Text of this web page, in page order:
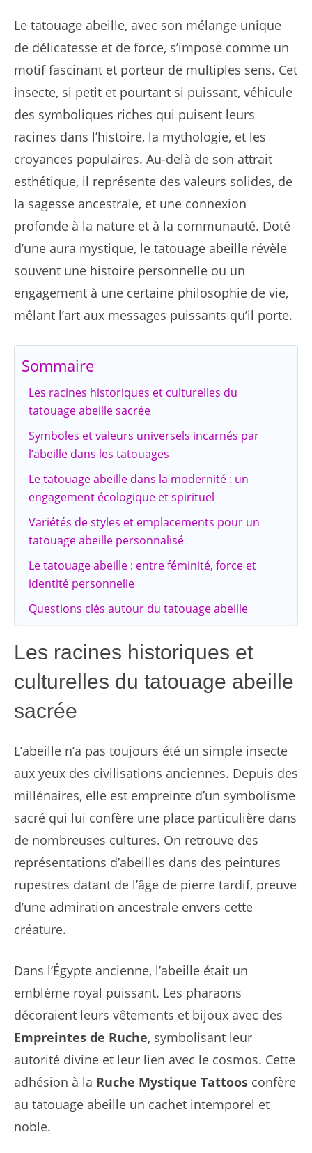
Le tatouage abeille, avec son mélange unique
de délicatesse et de force, s’impose comme un
motif fascinant et porteur de multiples sens. Cet
insecte, si petit et pourtant si puissant, véhicule
des symboliques riches qui puisent leurs
racines dans l’histoire, la mythologie, et les
croyances populaires. Au-delà de son attrait
esthétique, il représente des valeurs solides, de
la sagesse ancestrale, et une connexion
profonde à la nature et à la communauté. Doté
d’une aura mystique, le tatouage abeille révèle
souvent une histoire personnelle ou un
engagement à une certaine philosophie de vie,
mêlant l’art aux messages puissants qu’il porte.
Sommaire
Les racines historiques et culturelles du
tatouage abeille sacrée
Symboles et valeurs universels incarnés par
l’abeille dans les tatouages
Le tatouage abeille dans la modernité : un
engagement écologique et spirituel
Variétés de styles et emplacements pour un
tatouage abeille personnalisé
Le tatouage abeille : entre féminité, force et
identité personnelle
Questions clés autour du tatouage abeille
Les racines historiques et
culturelles du tatouage abeille
sacrée
L’abeille n’a pas toujours été un simple insecte
aux yeux des civilisations anciennes. Depuis des
millénaires, elle est empreinte d’un symbolisme
sacré qui lui confère une place particulière dans
de nombreuses cultures. On retrouve des
représentations d’abeilles dans des peintures
rupestres datant de l’âge de pierre tardif, preuve
d’une admiration ancestrale envers cette
créature.
Dans l’Égypte ancienne, l’abeille était un
emblème royal puissant. Les pharaons
décoraient leurs vêtements et bijoux avec des
Empreintes de Ruche, symbolisant leur
autorité divine et leur lien avec le cosmos. Cette
adhésion à la Ruche Mystique Tattoos confère
au tatouage abeille un cachet intemporel et
noble.